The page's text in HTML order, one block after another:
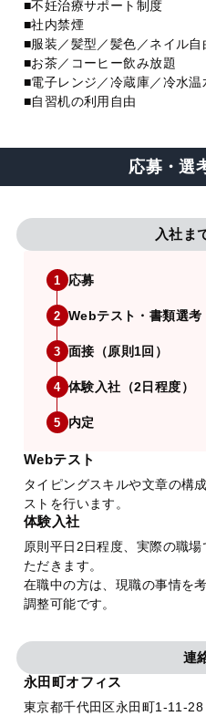
■不妊治療サポート制度
■社内禁煙
■服装／髪型／髪色／ネイル自
■お茶／コーヒー飲み放題
■電子レンジ／冷蔵庫／冷水温
■自習机の利用自由
応募・選
入社ま
1 応募
2 Webテスト・書類選考
3 面接（原則1回）
4 体験入社（2日程度）
5 内定
Webテスト
タイピングスキルや文章の構
ストを行います。
体験入社
原則平日2日程度、実際の職
ただきます。
在職中の方は、現職の事情を
調整可能です。
連
永田町オフィス
東京都千代田区永田町1-11-